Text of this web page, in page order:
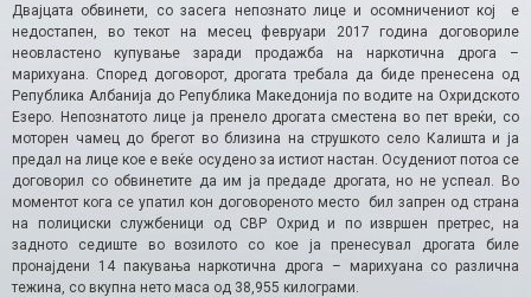
Двајцата обвинети, со засега непознато лице и осомничениот кој е
недостапен, во текот на месец февруари 2017 година договориле
неовластено купување заради продажба на наркотична дрога –
марихуана. Според договорот, дрогата требала да биде пренесена од
Република Албанија до Република Македонија по водите на Охридското
Езеро. Непознатото лице ја пренело дрогата сместена во пет вреќи, со
моторен чамец до брегот во близина на струшкото село Калишта и ја
предал на лице кое е веќе осудено за истиот настан. Осудениот потоа се
договорил со обвинетите да им ја предаде дрогата, но не успеал. Во
моментот кога се упатил кон договореното место бил запрен од страна
на полициски службеници од СВР Охрид и по извршен претрес, на
задното седиште во возилото со кое ја пренесувал дрогата биле
пронајдени 14 пакувања наркотична дрога – марихуана со различна
тежина, со вкупна нето маса од 38,955 килограми.